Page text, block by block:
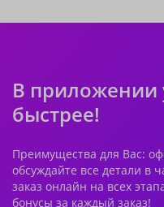
В приложении
быстрее!
Преимущества для Вас:
обсуждайте все детали в
заказ онлайн на всех
бонусы за каждый заказ!